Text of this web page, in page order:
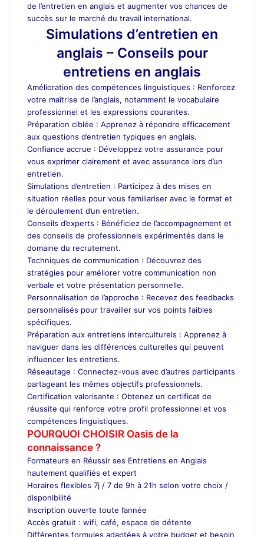
de l’entretien en anglais et augmenter vos chances de
succès sur le marché du travail international.
Simulations d’entretien en
anglais – Conseils pour
entretiens en anglais
Amélioration des compétences linguistiques : Renforcez
votre maîtrise de l’anglais, notamment le vocabulaire
professionnel et les expressions courantes.
Préparation ciblée : Apprenez à répondre efficacement
aux questions d’entretien typiques en anglais.
Confiance accrue : Développez votre assurance pour
vous exprimer clairement et avec assurance lors d’un
entretien.
Simulations d’entretien : Participez à des mises en
situation réelles pour vous familiariser avec le format et
le déroulement d’un entretien.
Conseils d’experts : Bénéficiez de l’accompagnement et
des conseils de professionnels expérimentés dans le
domaine du recrutement.
Techniques de communication : Découvrez des
stratégies pour améliorer votre communication non
verbale et votre présentation personnelle.
Personnalisation de l’approche : Recevez des feedbacks
personnalisés pour travailler sur vos points faibles
spécifiques.
Préparation aux entretiens interculturels : Apprenez à
naviguer dans les différences culturelles qui peuvent
influencer les entretiens.
Réseautage : Connectez-vous avec d’autres participants
partageant les mêmes objectifs professionnels.
Certification valorisante : Obtenez un certificat de
réussite qui renforce votre profil professionnel et vos
compétences linguistiques.
POURQUOI CHOISIR Oasis de la
connaissance ?
Formateurs en Réussir ses Entretiens en Anglais
hautement qualifiés et expert
Horaires flexibles 7j / 7 de 9h à 21h selon votre choix /
disponibilité
Inscription ouverte toute l’année
Accès gratuit : wifi, café, espace de détente
Différentes formules adaptées à votre budget et besoin